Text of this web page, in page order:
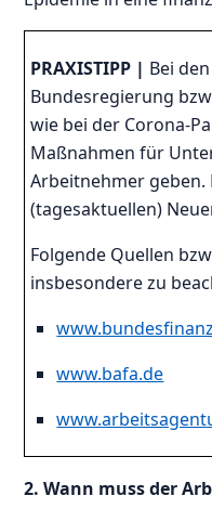
PRAXISTIPP | Bei
Bundesregierung
wie bei der Corona-
Maßnahmen für
Arbeitnehmer geben.
(tagesaktuellen)
Folgende Quellen
insbesondere zu
www.bafa.de
2. Wann muss der